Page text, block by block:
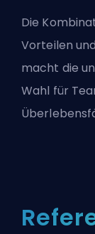
Die
Vorteilen
macht die
Wahl für